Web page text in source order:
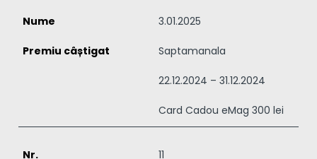
3.01.2025
Saptamanala
22.12.2024 – 31.12.2024
Card Cadou eMag 300 lei